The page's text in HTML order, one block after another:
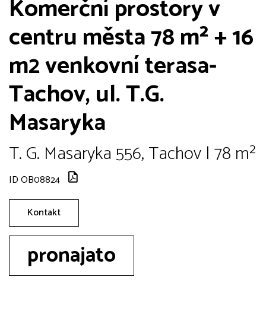
Komerční prostory v
centru města 78 m² + 16
m2 venkovní terasa-
Tachov, ul. T.G.
Masaryka
T. G. Masaryka 556, Tachov | 78 m²
ID OB08824
Kontakt
pronajato